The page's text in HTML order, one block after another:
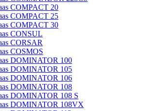
COMPACT 20
COMPACT 25
COMPACT 30
CONSUL
CORSAR
COSMOS
DOMINATOR 100
DOMINATOR 105
DOMINATOR 106
DOMINATOR 108
DOMINATOR 108 S
DOMINATOR 108VX